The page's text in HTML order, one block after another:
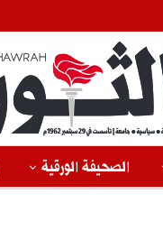
الصحيفة الورقية